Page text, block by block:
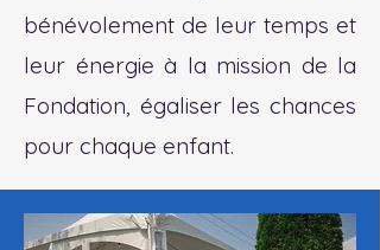
bénévolement de leur temps et
leur énergie à la mission de la
Fondation, égaliser les chances
pour chaque enfant.